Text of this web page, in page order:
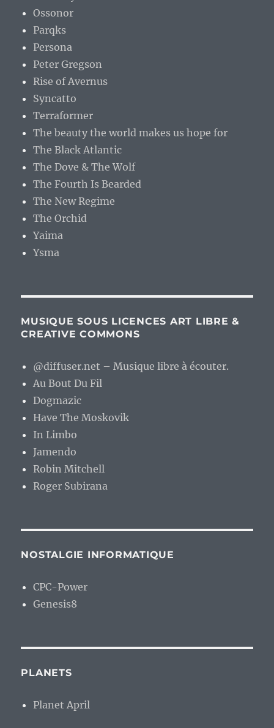
Ossonor
Parqks
Persona
Peter Gregson
Rise of Avernus
Syncatto
Terraformer
The beauty the world makes us hope for
The Black Atlantic
The Dove & The Wolf
The Fourth Is Bearded
The New Regime
The Orchid
Yaima
Ysma
MUSIQUE SOUS LICENCES ART LIBRE &
CREATIVE COMMONS
@diffuser.net – Musique libre à écouter.
Au Bout Du Fil
Dogmazic
Have The Moskovik
In Limbo
Jamendo
Robin Mitchell
Roger Subirana
NOSTALGIE INFORMATIQUE
CPC-Power
Genesis8
PLANETS
Planet April